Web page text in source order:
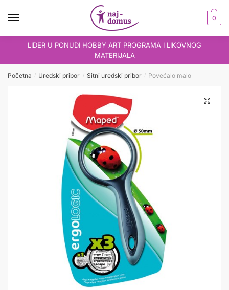
0
LIDER U PONUDI HOBBY ART PROGRAMA I LIKOVNOG
MATERIJALA
Početna / Uredski pribor / Sitni uredski pribor / Povećalo malo